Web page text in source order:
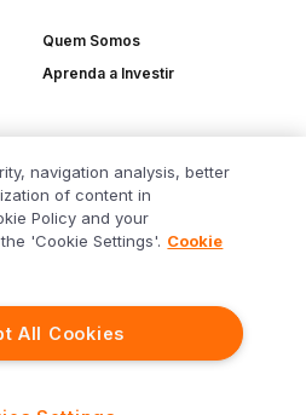
Quem Somos
Aprenda a Investir
navigation analysis, better
of content in
Policy and your
'Cookie Settings'. Cookie
All Cookies